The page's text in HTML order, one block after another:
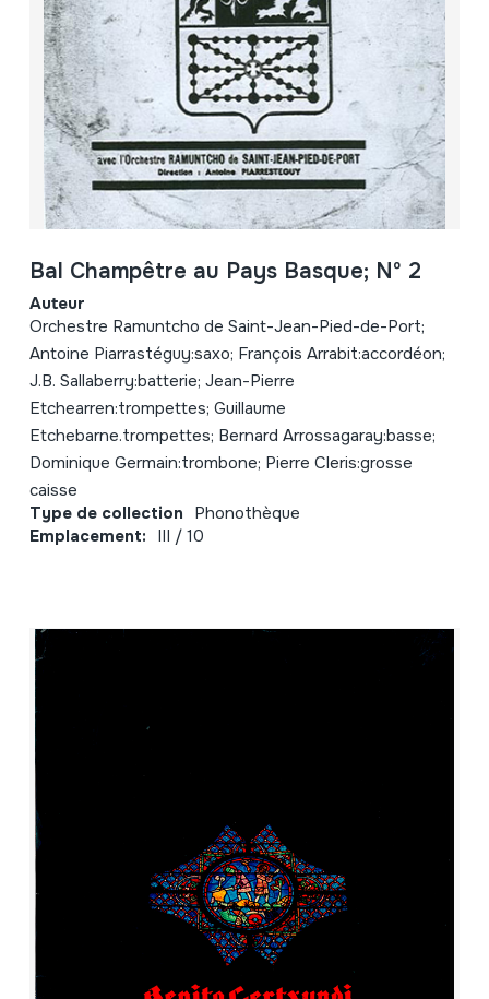
Bal Champêtre au Pays Basque; Nº 2
Auteur
Orchestre Ramuntcho de Saint-Jean-Pied-de-Port;
Antoine Piarrastéguy:saxo; François Arrabit:accordéon;
J.B. Sallaberry:batterie; Jean-Pierre
Etchearren:trompettes; Guillaume
Etchebarne.trompettes; Bernard Arrossagaray:basse;
Dominique Germain:trombone; Pierre Cleris:grosse
caisse
Type de collection Phonothèque
Emplacement: III / 10